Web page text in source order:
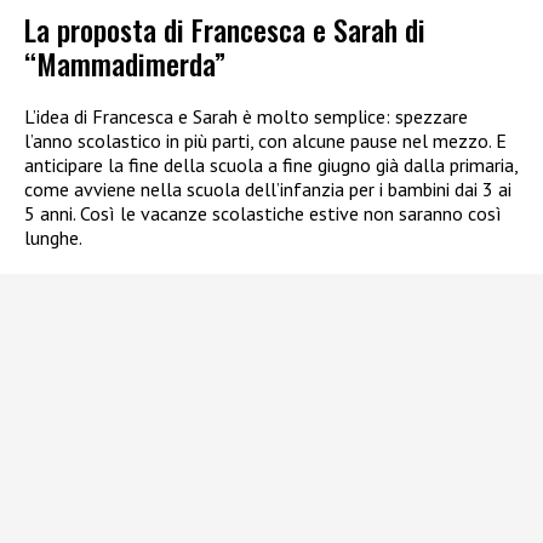
La proposta di Francesca e Sarah di
“Mammadimerda”
L’idea di Francesca e Sarah è molto semplice: spezzare
l’anno scolastico in più parti, con alcune pause nel mezzo. E
anticipare la fine della scuola a fine giugno già dalla primaria,
come avviene nella scuola dell’infanzia per i bambini dai 3 ai
5 anni. Così le vacanze scolastiche estive non saranno così
lunghe.